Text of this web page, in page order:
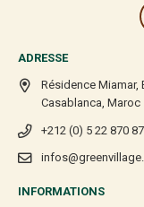
ADRESSE
Résidence Miamar,
Casablanca, Maroc
+212 (0) 5 22 870
INFORMATIONS